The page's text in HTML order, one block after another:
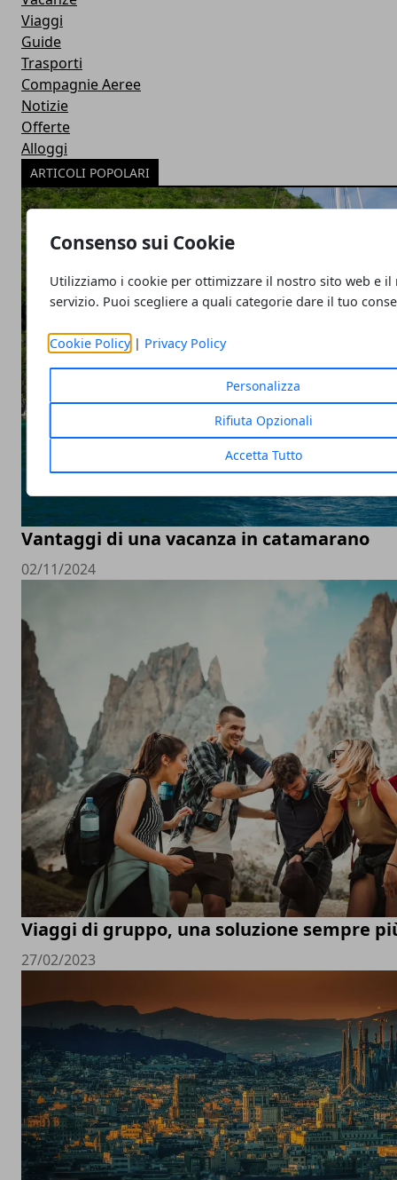
Consenso sui Cookie
Utilizziamo i cookie per ottimizzare il nostro sito web e il
servizio. Puoi scegliere a quali categorie dare il tuo
Cookie Policy| Privacy Policy
Personalizza
Rifiuta Opzionali
Accetta Tutto
Viaggi
Guide
Trasporti
Compagnie Aeree
Notizie
Offerte
Alloggi
ARTICOLI POPOLARI
Vantaggi di una vacanza in catamarano
02/11/2024
Viaggi di gruppo, una soluzione sempre
27/02/2023